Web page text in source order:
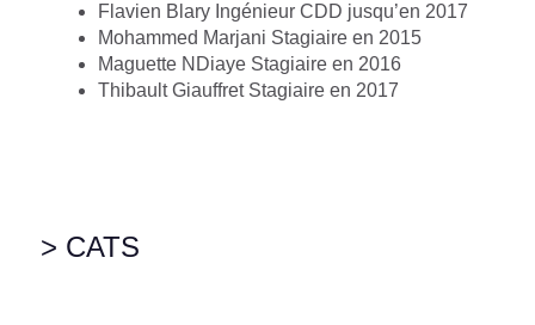
Flavien Blary Ingénieur CDD jusqu’en 2017
Mohammed Marjani Stagiaire en 2015
Maguette NDiaye Stagiaire en 2016
Thibault Giauffret Stagiaire en 2017
> CATS